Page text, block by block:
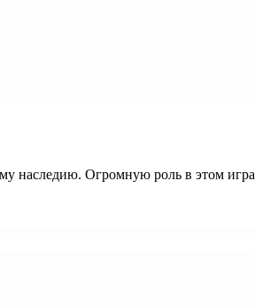
наследию. Огромную роль в этом